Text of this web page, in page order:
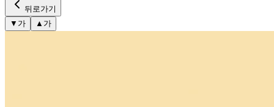
뒤로가기
▼ 가 ▲ 가